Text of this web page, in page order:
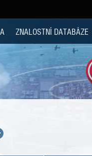
ZNALOSTNÍ DATABÁZE